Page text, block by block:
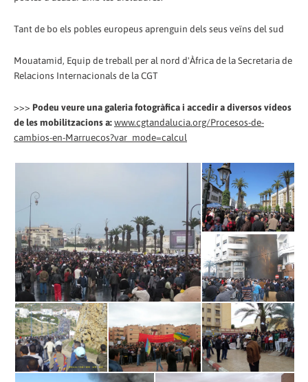
Tant de bo els pobles europeus aprenguin dels seus veïns del sud
Mouatamid, Equip de treball per al nord d'Àfrica de la Secretaria de
Relacions Internacionals de la CGT
>>> Podeu veure una galeria fotogràfica i accedir a diversos vídeos
de les mobilitzacions a:www.cgtandalucia.org/Procesos-de-
cambios-en-Marruecos?var_mode=calcul